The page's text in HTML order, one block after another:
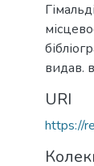
видав.
URI
https://